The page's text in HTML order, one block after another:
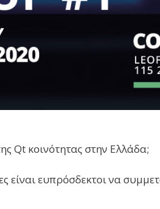
Qt κοινότητας στην Ελλάδα;
είναι ευπρόσδεκτοι να